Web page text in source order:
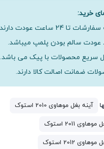
خرید:
تا 24 ساعت عودت دارند.
سالم بودن پلمپ میباشد.
سریع محصولات با پیک می باشد.
ضمانت اصالت کالا دارند.
آینه بغل موهاوی 2010 استوک
2011 استوک
2012 استوک